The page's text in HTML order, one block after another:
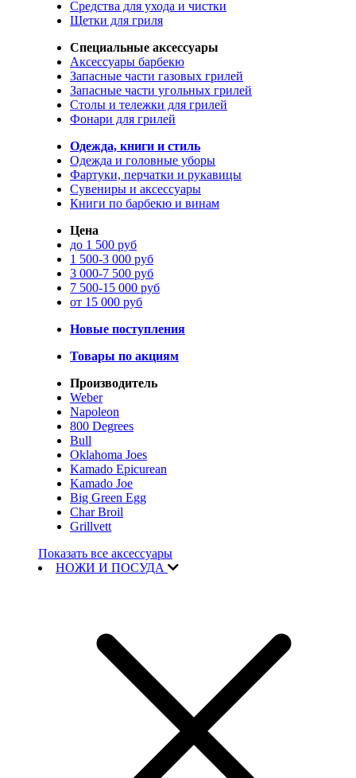
Средства для ухода и чистки
Щетки для гриля
Специальные аксессуары
Аксессуары барбекю
Запасные части газовых грилей
Запасные части угольных грилей
Столы и тележки для грилей
Фонари для грилей
Одежда, книги и стиль
Одежда и головные уборы
Фартуки, перчатки и рукавицы
Сувениры и аксессуары
Книги по барбекю и винам
Цена
до 1 500 руб
1 500-3 000 руб
3 000-7 500 руб
7 500-15 000 руб
от 15 000 руб
Новые поступления
Товары по акциям
Производитель
Weber
Napoleon
800 Degrees
Bull
Oklahoma Joes
Kamado Epicurean
Kamado Joe
Big Green Egg
Char Broil
Grillvett
Показать все аксессуары
НОЖИ И ПОСУДА